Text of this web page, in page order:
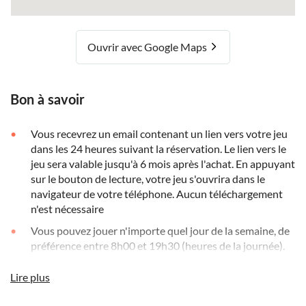
Ouvrir avec Google Maps
Bon à savoir
Vous recevrez un email contenant un lien vers votre jeu
dans les 24 heures suivant la réservation. Le lien vers le
jeu sera valable jusqu'à 6 mois après l'achat. En appuyant
sur le bouton de lecture, votre jeu s'ouvrira dans le
navigateur de votre téléphone. Aucun téléchargement
n'est nécessaire
Vous pouvez jouer n'importe quel jour de la semaine, de
préférence entre 8h00 et 19h30 (heures de la journée).
n'importe quel moment et reprendre le jeu là où vous
Lire plus